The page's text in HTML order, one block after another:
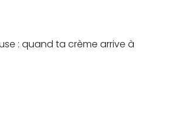
: quand ta crème arrive à